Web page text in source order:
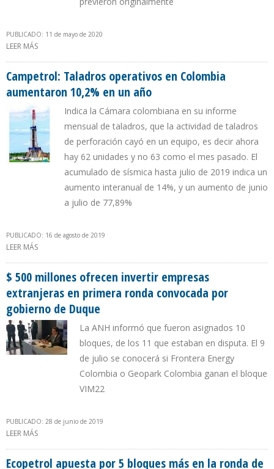
PUBLICADO: 11 de mayo de 2020
LEER MÁS
Campetrol: Taladros operativos en Colombia
aumentaron 10,2% en un año
Indica la Cámara colombiana en su informe
mensual de taladros, que la actividad de taladros
de perforación cayó en un equipo, es decir ahora
hay 62 unidades y no 63 como el mes pasado. El
acumulado de sísmica hasta julio de 2019 indica un
aumento interanual de 14%, y un aumento de junio
a julio de 77,89%
PUBLICADO: 16 de agosto de 2019
LEER MÁS
$ 500 millones ofrecen invertir empresas
extranjeras en primera ronda convocada por
gobierno de Duque
La ANH informó que fueron asignados 10
bloques, de los 11 que estaban en disputa. El 9
de julio se conocerá si Frontera Energy
Colombia o Geopark Colombia ganan el bloque
VIM22
PUBLICADO: 28 de junio de 2019
LEER MÁS
Ecopetrol apuesta por 5 bloques más en la ronda de